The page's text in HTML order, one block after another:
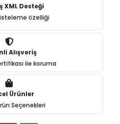
XML Desteği
özelliği
Alışveriş
ile koruma
Ürünler
Seçenekleri